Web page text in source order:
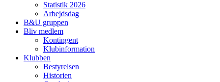
Statistik 2026
Arbejdsdag
B&U gruppen
Bliv medlem
Kontingent
Klubinformation
Klubben
Bestyrelsen
Historien